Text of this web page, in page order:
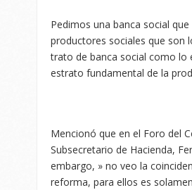
Pedimos una banca social
productores sociales que son
trato de banca social como lo
estrato fundamental de la
Mencionó que en el Foro del
Subsecretario de Hacienda,
embargo, » no veo la
reforma, para ellos es